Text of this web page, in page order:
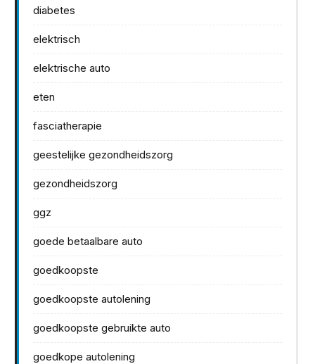
diabetes
elektrisch
elektrische auto
eten
fasciatherapie
geestelijke gezondheidszorg
gezondheidszorg
ggz
goede betaalbare auto
goedkoopste
goedkoopste autolening
goedkoopste gebruikte auto
goedkope autolening